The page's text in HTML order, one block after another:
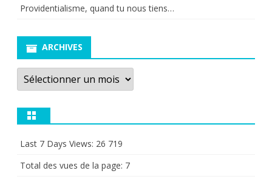
Providentialisme, quand tu nous tiens…
ARCHIVES
Archives
Last 7 Days Views: 26 719
Total des vues de la page: 7